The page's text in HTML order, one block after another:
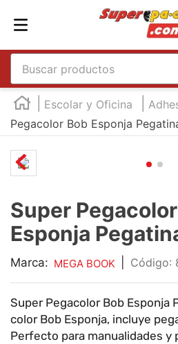
Buscar productos
Escolar y Oficina
Pegacolor Bob Esponja
Super
Esponja
Marca: MEGA BOOK :
Super Pegacolor Bob Esponja
color Bob Esponja, incluye
Perfecto para manualidades y
TÉRMINOS MÁS BUSCADOS
1.
england
3
5.
mouse
6.
marcadores
7.
audifonos
9
impresora
10. calculadora